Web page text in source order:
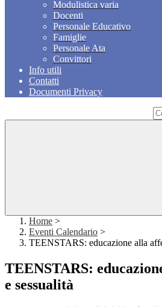
Modulistica varia
Docenti
Personale Educativo
Famiglie
Personale Ata
Convittori
Info utili
Contatti
Documenti Privacy
Home >
Eventi Calendario >
TEENSTARS: educazione alla
TEENSTARS:
e sessualità